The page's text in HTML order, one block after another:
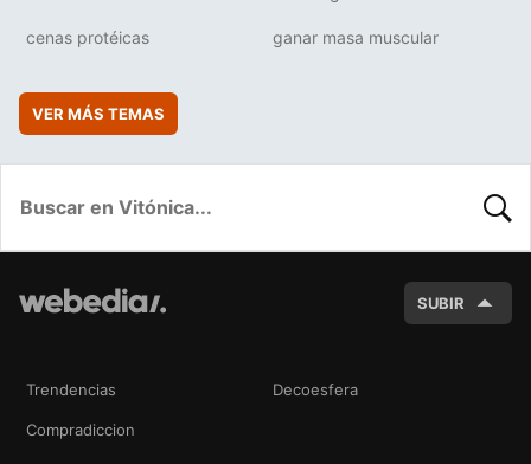
cenas protéicas ganar masa muscular
VER MÁS TEMAS
SUBIR
Trendencias Decoesfera
Compradiccion